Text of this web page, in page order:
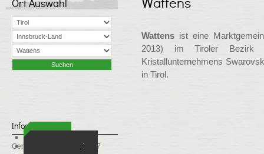
WIRTSCHAFT
Ort Auswahl
Infos
Gemeindekennziffer: 70367
Wattens
Wattens ist eine
2013) im Tiroler Bezirk
Kristallunternehmens
in Tirol.